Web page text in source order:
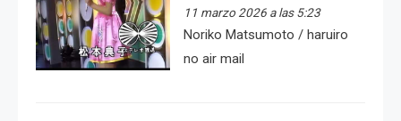
11 marzo 2026 a las 5:23
Noriko Matsumoto / haruiro
no air mail